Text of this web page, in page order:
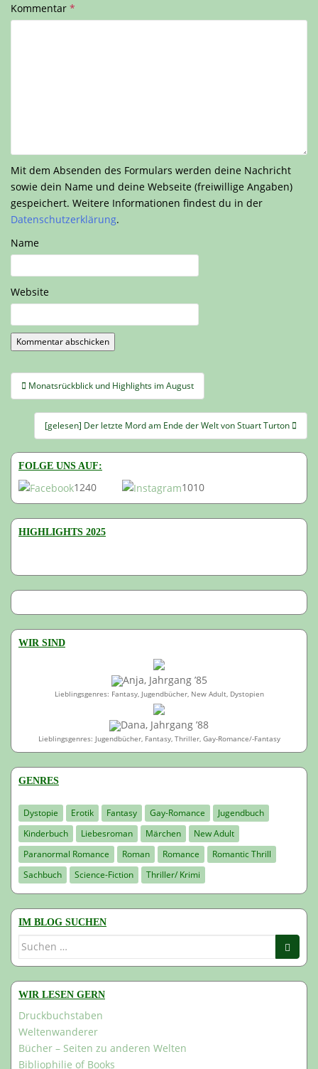
Kommentar *
Mit dem Absenden des Formulars werden deine Nachricht
sowie dein Name und deine Webseite (freiwillige Angaben)
gespeichert. Weitere Informationen findest du in der
Datenschutzerklärung.
Name
Website
Beitragsnavigation
Monatsrückblick und Highlights im August
[gelesen] Der letzte Mord am Ende der Welt von Stuart Turton
FOLGE UNS AUF:
1240 1010
HIGHLIGHTS 2025
WIR SIND
Anja, Jahrgang ’85
Lieblingsgenres: Fantasy, Jugendbücher, New Adult, Dystopien
Dana, Jahrgang ’88
Lieblingsgenres: Jugendbücher, Fantasy, Thriller, Gay-Romance/-Fantasy
GENRES
Dystopie Erotik Fantasy Gay-Romance
Jugendbuch
Kinderbuch
Liebesroman Märchen
New Adult
Paranormal Romance
Roman Romance
Romantic Thrill
Sachbuch
Science-Fiction Thriller/ Krimi
IM BLOG SUCHEN
Suchen
WIR LESEN GERN
Druckbuchstaben
Weltenwanderer
Bücher – Seiten zu anderen Welten
Bibliophilie of Books